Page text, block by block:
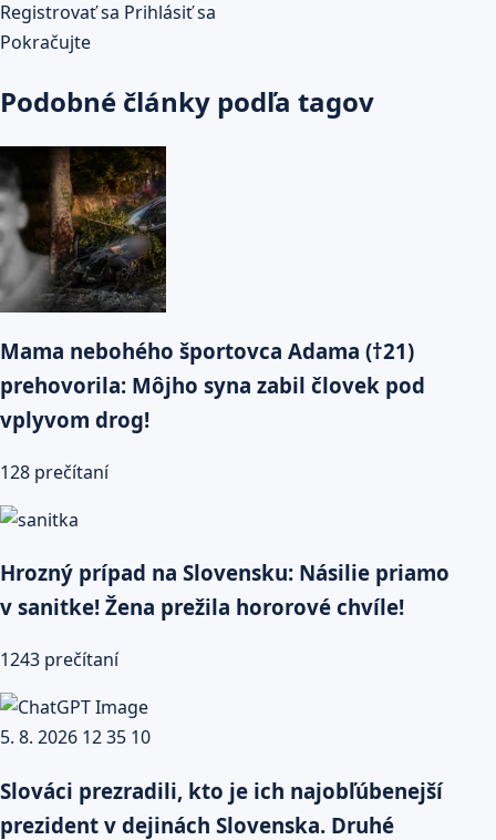
Registrovať sa Prihlásiť sa
Pokračujte
Podobné články podľa tagov
Mama nebohého športovca Adama (†21)
prehovorila: Môjho syna zabil človek pod
vplyvom drog!
128 prečítaní
Hrozný prípad na Slovensku: Násilie priamo
v sanitke! Žena prežila hororové chvíle!
1243 prečítaní
Slováci prezradili, kto je ich najobľúbenejší
prezident v dejinách Slovenska. Druhé